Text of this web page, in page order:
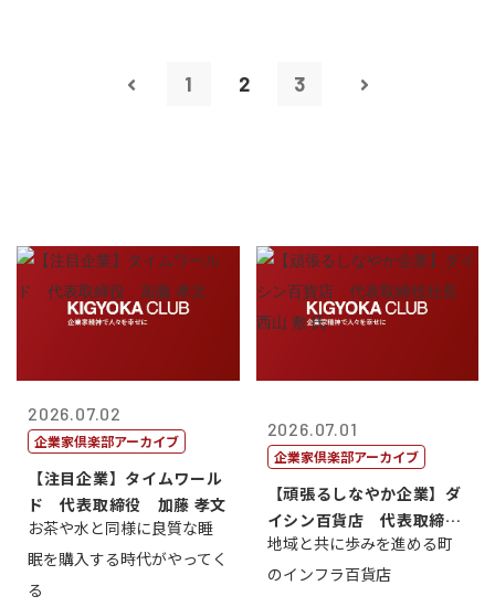
1 2 3
2026.07.02
企業家倶楽部アーカイブ
【注目企業】タイムワール
ド 代表取締役 加藤 孝文
お茶や水と同様に良質な睡
眠を購入する時代がやってく
る
2026.07.01
企業家倶楽部アーカイブ
【頑張るしなやか企業】ダ
イシン百貨店 代表取締役
社長 西山 ...
地域と共に歩みを進める町
のインフラ百貨店